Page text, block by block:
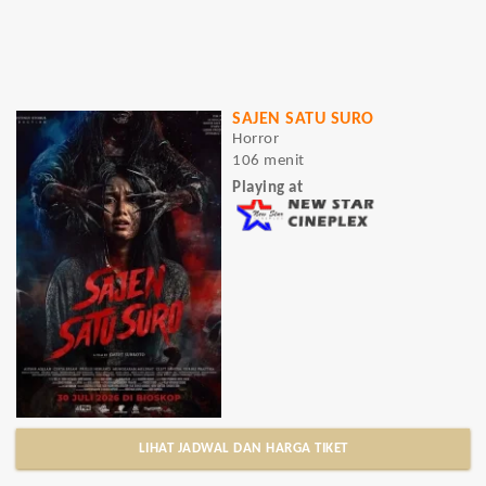
SAJEN SATU SURO
Horror
106 menit
Playing at
LIHAT JADWAL DAN HARGA TIKET